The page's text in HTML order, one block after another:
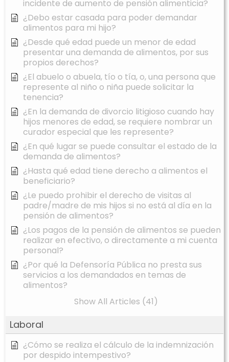
incidente de aumento de pensión alimenticia?
¿Debo estar casada para poder demandar
alimentos para mi hijo?
¿Desde qué edad puede un menor de edad
presentar una demanda de alimentos, por sus
propios derechos?
¿El abuelo o abuela, tío o tía, o, una persona que
represente al niño o niña puede solicitar la
tenencia?
¿En la demanda de divorcio litigioso cuando hay
hijos menores de edad, se requiere nombrar un
curador especial que les represente?
¿En qué lugar se puede consultar el estado de la
demanda de alimentos?
¿Hasta qué edad tiene derecho a alimentos el
beneficiario?
¿Le puedo prohibir el derecho de visitas al
padre/madre de mis hijos si no está al día en la
pensión de alimentos?
¿Los pagos de la pensión de alimentos se pueden
realizar en efectivo, o directamente a mi cuenta
personal?
¿Por qué la Defensoría Pública no presta sus
servicios a los demandados en temas de
alimentos?
Show All Articles (41)
Laboral
¿Cómo se realiza el cálculo de la indemnización
por despido intempestivo?